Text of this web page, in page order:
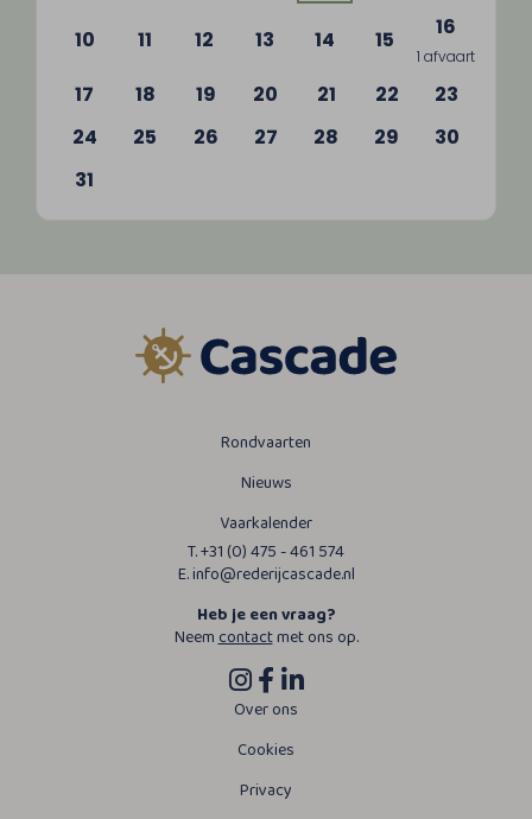
10 11 12 13 14 15 16
1 afvaart
17 18 19 20 21 22
23
24
25 26 27 28 29
30
31
Rondvaarten
Nieuws
Vaarkalender
T. +31 (0) 475 - 461 574
E. info@rederijcascade.nl
Heb je een vraag?
Neemcontactmet ons op.
Over ons
Cookies
Privacy